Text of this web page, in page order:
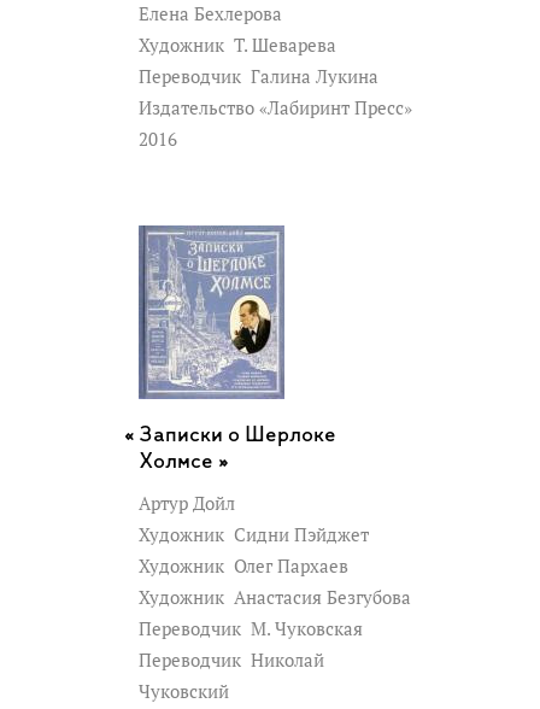
Елена Бехлерова
Художник Т. Шеварева
Переводчик Галина Лукина
Издательство «Лабиринт Пресс»
2016
Записки о Шерлоке
Холмсе »
Артур Дойл
Художник Сидни Пэйджет
Художник Олег Пархаев
Художник Анастасия Безгубова
Переводчик М. Чуковская
Переводчик Николай
Чуковский